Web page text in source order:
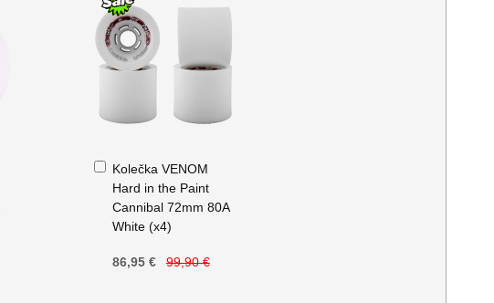
Kolečka VENOM
Hard in the Paint
Cannibal 72mm 80A
White (x4)
86,95 € 99,90 €
Přidat
do
košíku